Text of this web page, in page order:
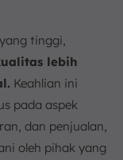
tinggi,
lebih
Keahlian ini
pada aspek
dan penjualan,
oleh pihak yang